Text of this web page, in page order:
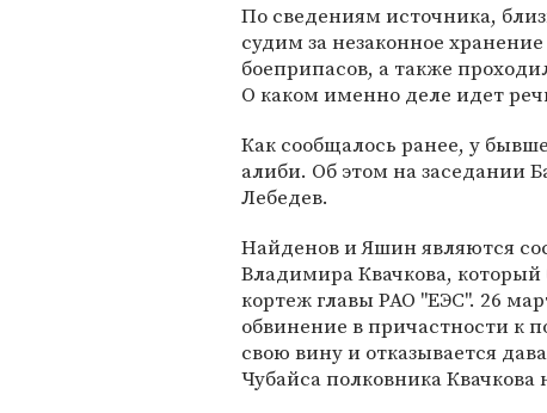
По сведениям источника,
судим за незаконное
боеприпасов, а также
О каком именно деле идет
Как сообщалось ранее, у
алиби. Об этом на заседании
Лебедев.
Найденов и Яшин являются
Владимира Квачкова,
кортеж главы РАО "ЕЭС". 26
обвинение в причастности к
свою вину и отказывается
Чубайса полковника Квачкова